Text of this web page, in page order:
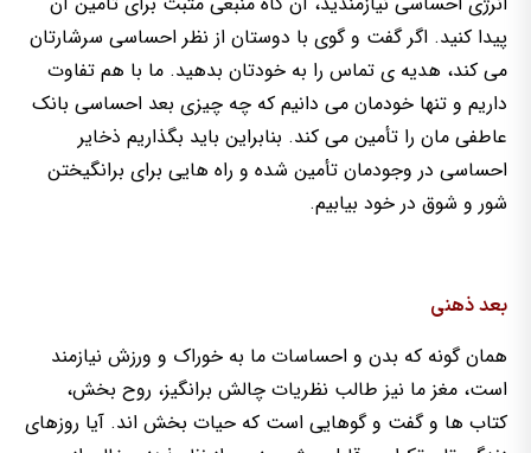
پیدا کنید. اگر گفت و گوی با دوستان از نظر احساسی سرشارتان
می کند، هدیه ی تماس را به خودتان بدهید. ما با هم تفاوت
داریم و تنها خودمان می دانیم که چه چیزی بعد احساسی بانک
عاطفی مان را تأمین می کند. بنابراین باید بگذاریم ذخایر
احساسی در وجودمان تأمین شده و راه هایی برای برانگیختن
شور و شوق در خود بیابیم.
بعد ذهنی
همان گونه که بدن و احساسات ما به خوراک و ورزش نیازمند
است، مغز ما نیز طالب نظریات چالش برانگیز، روح بخش،
کتاب ها و گفت و گوهایی است که حیات بخش اند. آیا روزهای